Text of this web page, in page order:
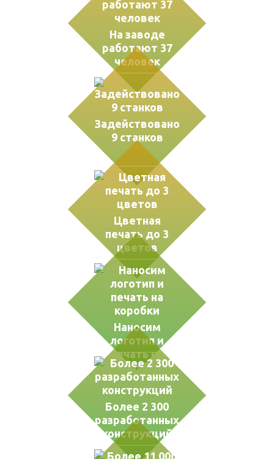
На заводе
работают 37
человек
Задействовано
9 станков
Цветная
печать до 3
цветов
Наносим
логотип и
печать на
коробки
Более 2 300
разработанных
конструкций